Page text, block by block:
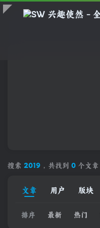
搜索 2019 ，共找到 0 个文章
文章 用户 版块
排序 最新 热门